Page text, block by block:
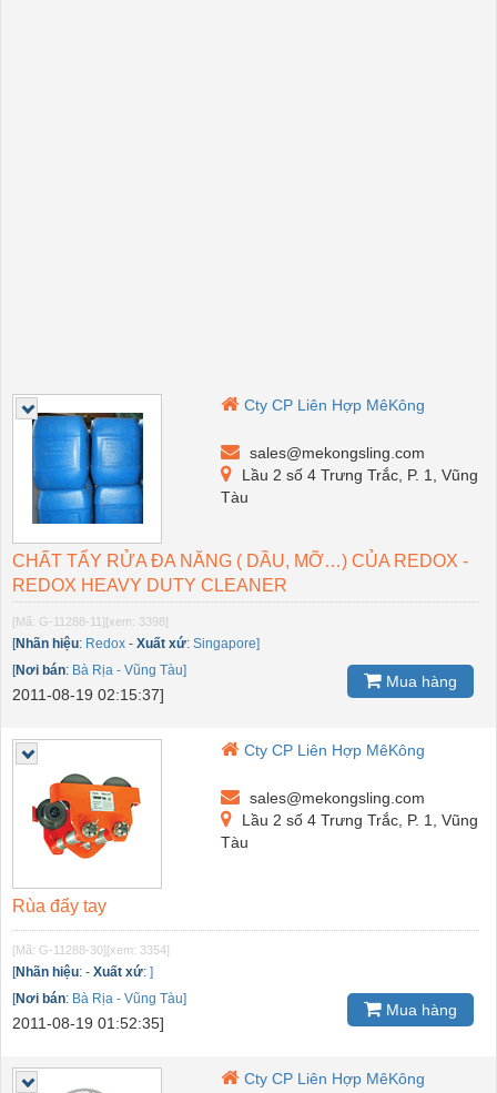
Cty CP Liên Hợp MêKông
sales@mekongsling.com
Lầu 2 số 4 Trưng Trắc, P. 1, Vũng
Tàu
CHẤT TẨY RỬA ĐA NĂNG ( DẦU, MỠ…) CỦA REDOX -
REDOX HEAVY DUTY CLEANER
[Mã: G-11288-11][xem: 3398]
[Nhãn hiệu: Redox - Xuất xứ: Singapore]
[Nơi bán: Bà Rịa - Vũng Tàu]
2011-08-19 02:15:37]
Mua hàng
Cty CP Liên Hợp MêKông
sales@mekongsling.com
Lầu 2 số 4 Trưng Trắc, P. 1, Vũng
Tàu
Rùa đẩy tay
[Mã: G-11288-30][xem: 3354]
[Nhãn hiệu: - Xuất xứ: ]
[Nơi bán: Bà Rịa - Vũng Tàu]
2011-08-19 01:52:35]
Mua hàng
Cty CP Liên Hợp MêKông